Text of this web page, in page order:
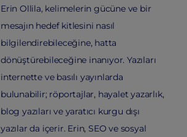
Erin Ollila, kelimelerin gücüne ve bir
mesajın hedef kitlesini nasıl
bilgilendirebileceğine, hatta
dönüştürebileceğine inanıyor. Yazıları
internette ve basılı yayınlarda
bulunabilir; röportajlar, hayalet yazarlık,
blog yazıları ve yaratıcı kurgu dışı
yazılar da içerir. Erin, SEO ve sosyal